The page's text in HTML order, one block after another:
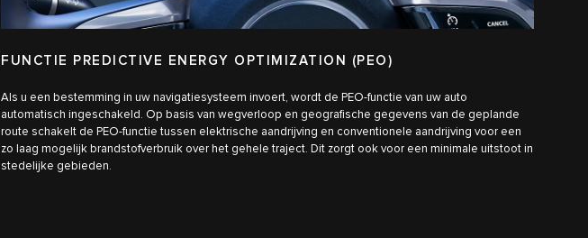
FUNCTIE PREDICTIVE ENERGY OPTIMIZATION (PEO)
Als u een bestemming in uw navigatiesysteem invoert, wordt de PEO-functie van uw auto
automatisch ingeschakeld. Op basis van wegverloop en geografische gegevens van de geplande
route schakelt de PEO-functie tussen elektrische aandrijving en conventionele aandrijving voor een
zo laag mogelijk brandstofverbruik over het gehele traject. Dit zorgt ook voor een minimale uitstoot in
stedelijke gebieden.